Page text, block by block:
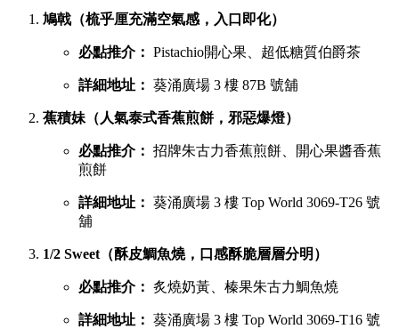
鳩戟（梳乎厘充滿空氣感，入口即化）
必點推介： Pistachio開心果、超低糖質伯爵茶
詳細地址： 葵涌廣場 3 樓 87B 號舖
蕉積妹（人氣泰式香蕉煎餅，邪惡爆燈）
必點推介： 招牌朱古力香蕉煎餅、開心果醬香蕉
煎餅
詳細地址： 葵涌廣場 3 樓 Top World 3069-T26 號
舖
1/2 Sweet（酥皮鯛魚燒，口感酥脆層層分明）
必點推介： 炙燒奶黃、榛果朱古力鯛魚燒
詳細地址： 葵涌廣場 3 樓 Top World 3069-T16 號